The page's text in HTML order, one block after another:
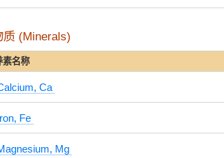
质 (Minerals)
素名称
Ca
Fe
Mg